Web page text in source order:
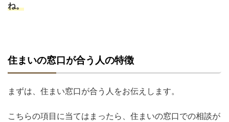
ね。
住まいの窓口が合う人の特徴
まずは、住まい窓口が合う人をお伝えします。
こちらの項目に当てはまったら、住まいの窓口での相談が